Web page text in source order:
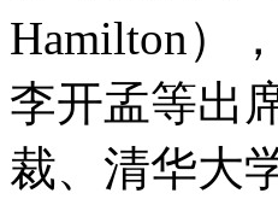
Hamilton）
李开孟等出
裁、清华大